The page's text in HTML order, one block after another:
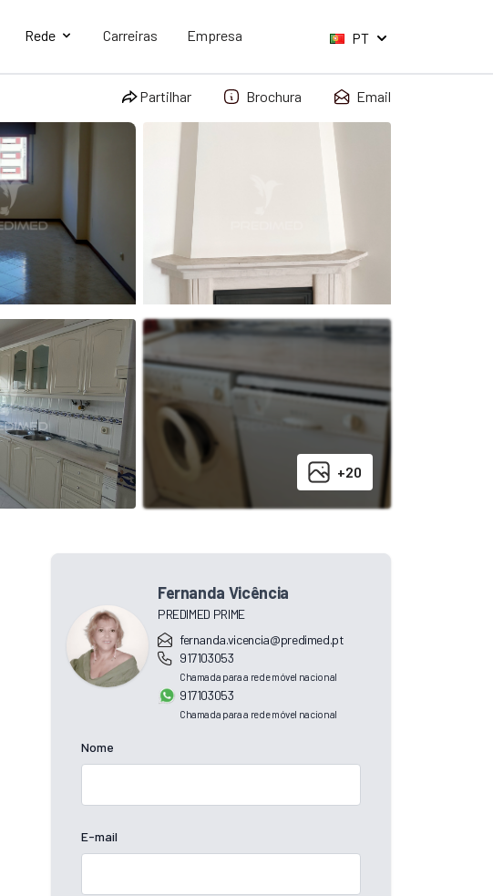
Rede Carreiras Empresa PT
Partilhar Brochura Email
+20
Fernanda Vicência
PREDIMED PRIME
fernanda.vicencia@predimed.pt
917103053
Chamada para a rede móvel nacional
917103053
Chamada para a rede móvel nacional
Nome
E-mail